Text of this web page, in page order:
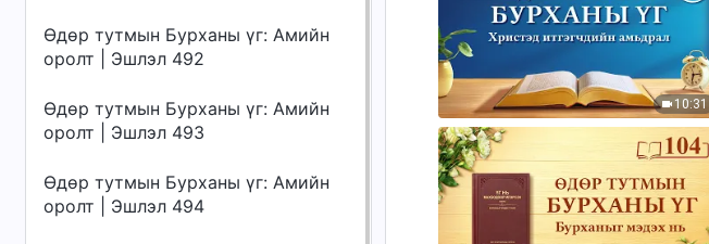
Өдөр тутмын Бурханы үг: Амийн
оролт | Эшлэл 492
Өдөр тутмын Бурханы үг: Амийн
оролт | Эшлэл 493
Өдөр тутмын Бурханы үг: Амийн
оролт | Эшлэл 494
10:31